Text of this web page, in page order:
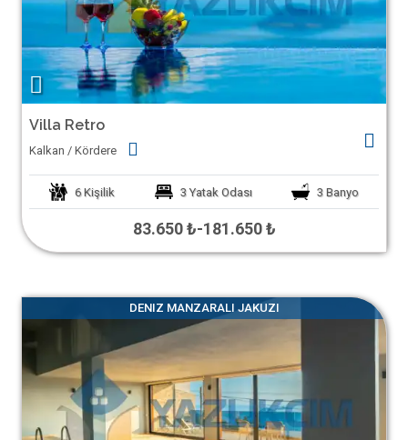
Villa Retro
Kalkan / Kördere
6 Kişilik 3 Yatak Odası 3 Banyo
83.650 ₺-181.650 ₺
DENIZ MANZARALI JAKUZI